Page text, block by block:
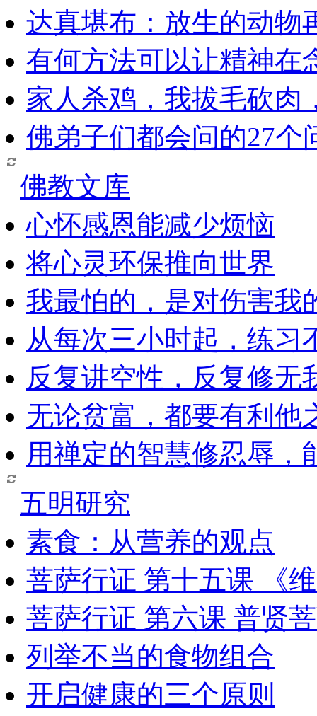
达真堪布：放生的动物
有何方法可以让精神在
家人杀鸡，我拔毛砍肉
佛弟子们都会问的27个
佛教文库
心怀感恩能减少烦恼
将心灵环保推向世界
我最怕的，是对伤害我
从每次三小时起，练习
反复讲空性，反复修无
无论贫富，都要有利他
用禅定的智慧修忍辱，
五明研究
素食：从营养的观点
菩萨行证 第十五课 《
菩萨行证 第六课 普贤
列举不当的食物组合
开启健康的三个原则